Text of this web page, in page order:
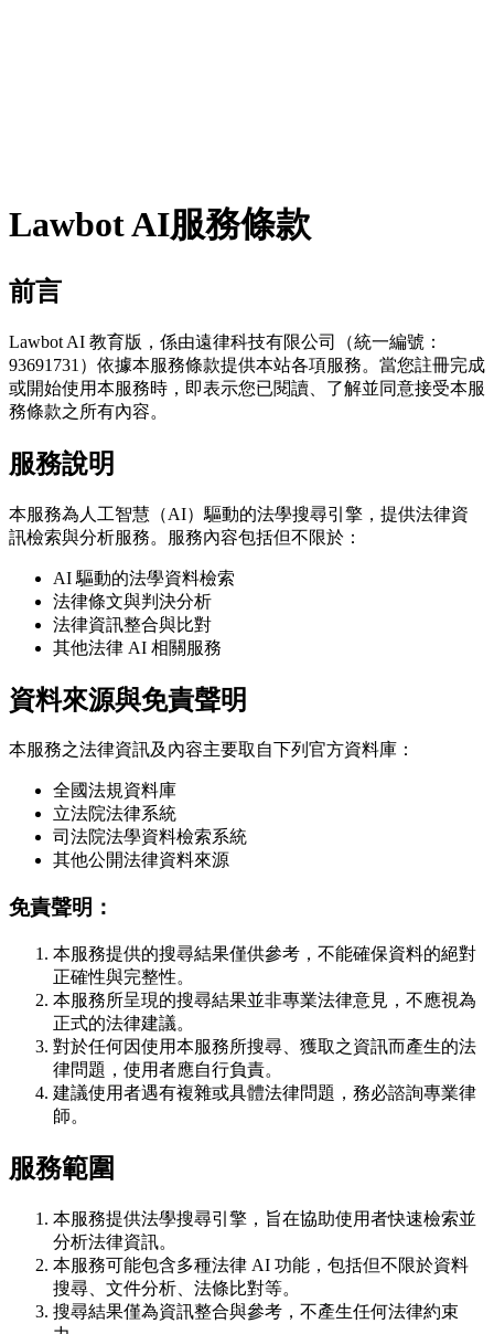
Lawbot AI服務條款
前言
Lawbot AI 教育版，係由遠律科技有限公司（統一編號：
93691731）依據本服務條款提供本站各項服務。當您註冊完成
或開始使用本服務時，即表示您已閱讀、了解並同意接受本服
務條款之所有內容。
服務說明
本服務為人工智慧（AI）驅動的法學搜尋引擎，提供法律資
訊檢索與分析服務。服務內容包括但不限於：
AI 驅動的法學資料檢索
法律條文與判決分析
法律資訊整合與比對
其他法律 AI 相關服務
資料來源與免責聲明
本服務之法律資訊及內容主要取自下列官方資料庫：
全國法規資料庫
立法院法律系統
司法院法學資料檢索系統
其他公開法律資料來源
免責聲明：
本服務提供的搜尋結果僅供參考，不能確保資料的絕對
正確性與完整性。
本服務所呈現的搜尋結果並非專業法律意見，不應視為
正式的法律建議。
對於任何因使用本服務所搜尋、獲取之資訊而產生的法
律問題，使用者應自行負責。
建議使用者遇有複雜或具體法律問題，務必諮詢專業律
師。
服務範圍
本服務提供法學搜尋引擎，旨在協助使用者快速檢索並
分析法律資訊。
本服務可能包含多種法律 AI 功能，包括但不限於資料
搜尋、文件分析、法條比對等。
搜尋結果僅為資訊整合與參考，不產生任何法律約束